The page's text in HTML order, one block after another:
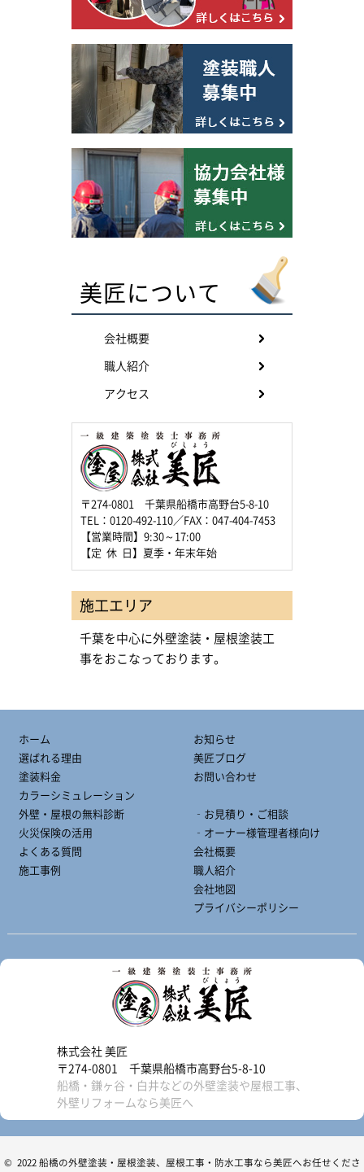
美匠について
会社概要
職人紹介
アクセス
〒274-0801 千葉県船橋市高野台5-8-10
TEL：0120-492-110／FAX：047-404-7453
【営業時間】9:30～17:00
【定 休 日】夏季・年末年始
施工エリア
千葉を中心に外壁塗装・屋根塗装工
事をおこなっております。
ホーム
選ばれる理由
塗装料金
カラーシミュレーション
外壁・屋根の無料診断
火災保険の活用
よくある質問
施工事例
お知らせ
美匠ブログ
お問い合わせ
‐お見積り・ご相談
‐オーナー様管理者様向け
会社概要
職人紹介
会社地図
プライバシーポリシー
株式会社 美匠
〒274-0801 千葉県船橋市高野台5-8-10
船橋・鎌ヶ谷・白井などの外壁塗装や屋根工事、
外壁リフォームなら美匠へ
© 2022 船橋の外壁塗装・屋根塗装、屋根工事・防水工事なら美匠へお任せくださ